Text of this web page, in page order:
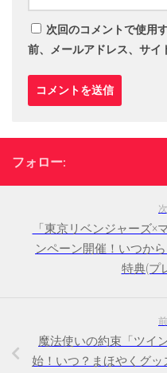
次回のコメントで使用
前、メールアドレス、サイ
フォロー:
「東京リベンジャーズ×
ンペーン開催！いつか
特典(プ
魔法使いの約束「ツイ
始！いつ？まほやくグッ